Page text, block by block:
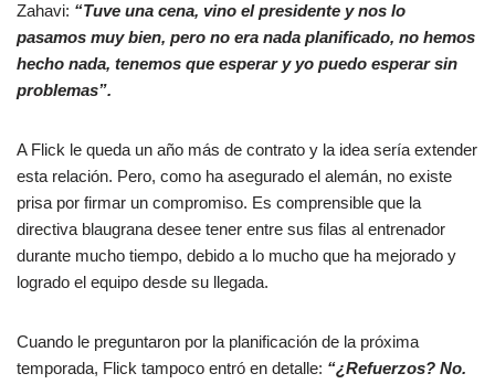
Zahavi: “Tuve una cena, vino el presidente y nos lo
pasamos muy bien, pero no era nada planificado, no hemos
hecho nada, tenemos que esperar y yo puedo esperar sin
problemas”.
A Flick le queda un año más de contrato y la idea sería extender
esta relación. Pero, como ha asegurado el alemán, no existe
prisa por firmar un compromiso. Es comprensible que la
directiva blaugrana desee tener entre sus filas al entrenador
durante mucho tiempo, debido a lo mucho que ha mejorado y
logrado el equipo desde su llegada.
Cuando le preguntaron por la planificación de la próxima
temporada, Flick tampoco entró en detalle: “¿Refuerzos? No.